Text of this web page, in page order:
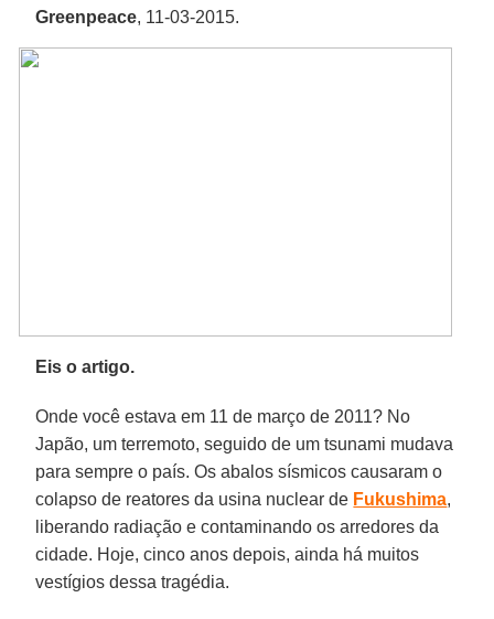
Greenpeace, 11-03-2015.
Eis o artigo.
Onde você estava em 11 de março de 2011? No
Japão, um terremoto, seguido de um tsunami mudava
para sempre o país. Os abalos sísmicos causaram o
colapso de reatores da usina nuclear de Fukushima,
liberando radiação e contaminando os arredores da
cidade. Hoje, cinco anos depois, ainda há muitos
vestígios dessa tragédia.